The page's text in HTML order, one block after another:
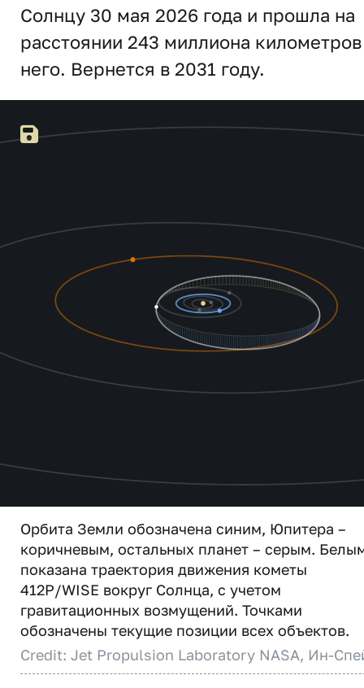
Солнцу 30 мая 2026 года и прошла на
расстоянии 243 миллиона
него. Вернется в 2031 году.
Орбита Земли обозначена синим, Юпитера –
коричневым, остальных планет – серым.
показана траектория движения кометы
412P/WISE вокруг Солнца, с учетом
гравитационных возмущений. Точками
обозначены текущие позиции всех объектов.
Credit: Jet Propulsion Laboratory NASA, Ин-